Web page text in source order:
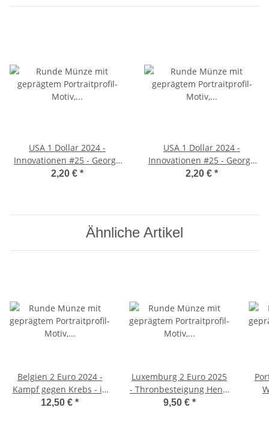
USA 1 Dollar 2024 -
Innovationen #25 - George
W. Carver - Missouri - P*
2,20 € *
USA 1 Dollar 2024 -
Innovationen #25 - George
W. Carver - Missouri - D*
2,20 € *
Ähnliche Artikel
Belgien 2 Euro 2024 -
Kampf gegen Krebs - in
franz. Coincard
12,50 € *
Luxemburg 2 Euro 2025
- Thronbesteigung Henri
- unc.
9,50 € *